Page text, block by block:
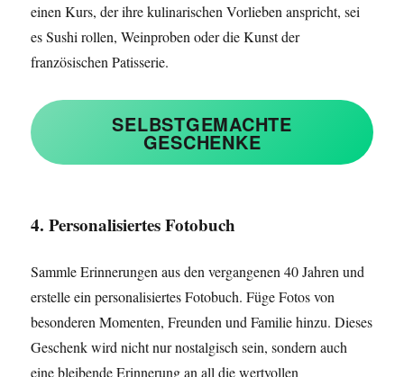
einen Kurs, der ihre kulinarischen Vorlieben anspricht, sei
es Sushi rollen, Weinproben oder die Kunst der
französischen Patisserie.
SELBSTGEMACHTE
GESCHENKE
4. Personalisiertes Fotobuch
Sammle Erinnerungen aus den vergangenen 40 Jahren und
erstelle ein personalisiertes Fotobuch. Füge Fotos von
besonderen Momenten, Freunden und Familie hinzu. Dieses
Geschenk wird nicht nur nostalgisch sein, sondern auch
eine bleibende Erinnerung an all die wertvollen